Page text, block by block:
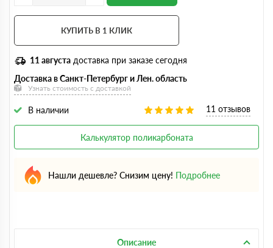
КУПИТЬ В 1 КЛИК
11 августа доставка при заказе сегодня
Доставка в Санкт-Петербург и Лен. область
Узнать стоимость с доставкой
В наличии 11 отзывов
Калькулятор поликарбоната
Нашли дешевле? Снизим цену! Подробнее
Описание